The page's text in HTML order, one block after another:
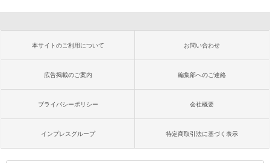
本サイトのご利用について お問い合わせ
広告掲載のご案内 編集部へのご連絡
プライバシーポリシー 会社概要
インプレスグループ 特定商取引法に基づく表示